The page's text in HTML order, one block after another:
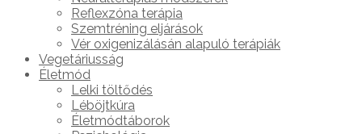
Reflexzóna terápia
Szemtréning eljárások
Vér oxigenizálásán alapuló terápiák
Vegetáriusság
Életmód
Lelki töltődés
Léböjtkúra
Életmódtáborok